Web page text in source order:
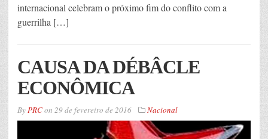
internacional celebram o próximo fim do conflito com a
guerrilha […]
CAUSA DA DÉBÂCLE
ECONÔMICA
ByPRCon 29 de fevereiro de 2016 Nacional